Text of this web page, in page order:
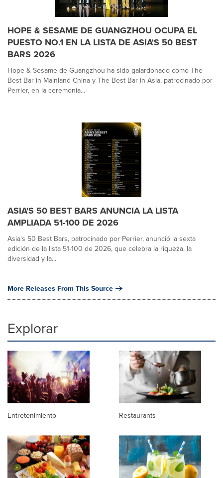
HOPE & SESAME DE GUANGZHOU OCUPA EL
PUESTO NO.1 EN LA LISTA DE ASIA'S 50 BEST
BARS 2026
Hope & Sesame de Guangzhou ha sido galardonado como The
Best Bar in Mainland China y The Best Bar in Asia, patrocinado por
Perrier, en la ceremonia...
ASIA'S 50 BEST BARS ANUNCIA LA LISTA
AMPLIADA 51-100 DE 2026
Asia's 50 Best Bars, patrocinado por Perrier, anunció la sexta
edición de la lista 51-100 de 2026, que celebra la riqueza, la
diversidad y la...
More Releases From This Source
Explorar
Entretenimiento Restaurants